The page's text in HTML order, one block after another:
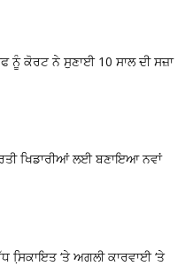
ਨੂੰ ਕੋਰਟ ਨੇ ਸੁਣਾਈ 10 ਸਾਲ ਦੀ ਸਜ਼ਾ
ਖਿਡਾਰੀਆਂ ਲਈ ਬਣਾਇਆ ਨਵਾਂ
‘ਤੇ ਅਗਲੀ ਕਾਰਵਾਈ ‘ਤੇ